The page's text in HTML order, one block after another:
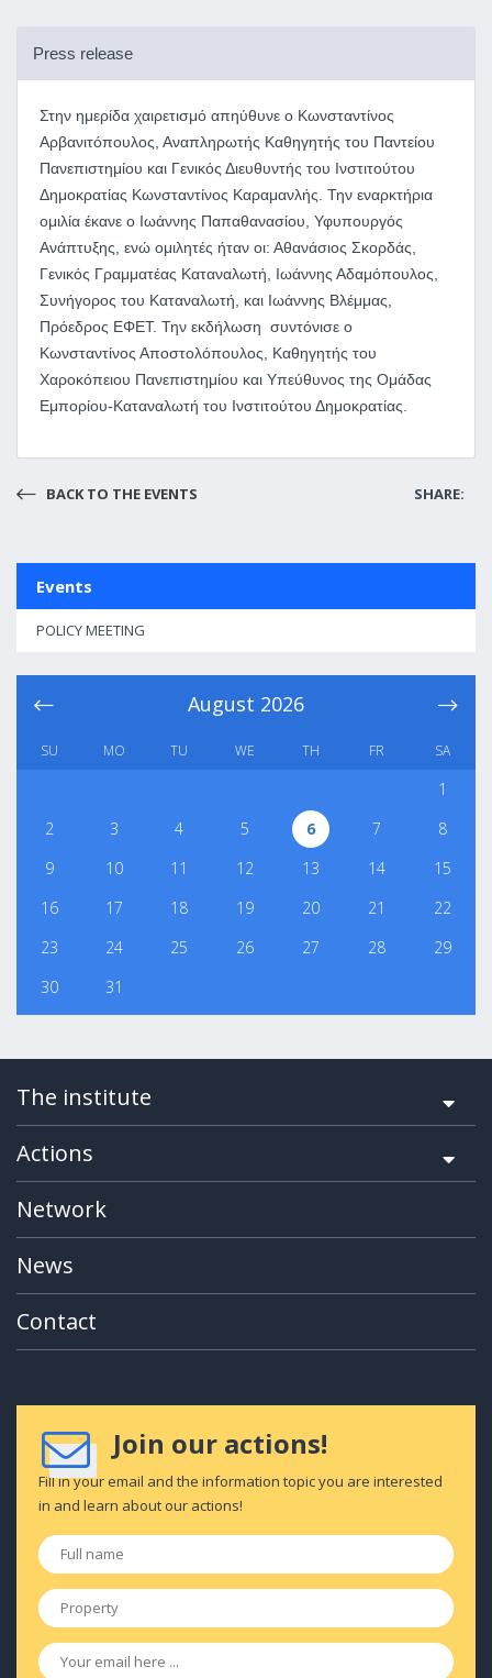
Press release
Στην ημερίδα χαιρετισμό απηύθυνε ο Κωνσταντίνος
Αρβανιτόπουλος, Αναπληρωτής Καθηγητής του Παντείου
Πανεπιστημίου και Γενικός Διευθυντής του Ινστιτούτου
Δημοκρατίας Κωνσταντίνος Καραμανλής. Την εναρκτήρια
ομιλία έκανε ο Ιωάννης Παπαθανασίου, Υφυπουργός
Ανάπτυξης, ενώ ομιλητές ήταν οι: Αθανάσιος Σκορδάς,
Γενικός Γραμματέας Καταναλωτή, Ιωάννης Αδαμόπουλος,
Συνήγορος του Καταναλωτή, και Ιωάννης Βλέμμας,
Πρόεδρος ΕΦΕΤ. Την εκδήλωση συντόνισε ο
Κωνσταντίνος Αποστολόπουλος, Καθηγητής του
Χαροκόπειου Πανεπιστημίου και Υπεύθυνος της Ομάδας
Εμπορίου-Καταναλωτή του Ινστιτούτου Δημοκρατίας.
BACK TO THE EVENTS SHARE:
Events
POLICY MEETING
August 2026
SU MO TU WE TH FR SA
1
2
3 4 5 6 7
8
9
10 11 12 13 14
15
16
17 18 19 20 21
22
23
24 25 26 27 28
29
30
31
The institute
Actions
Network
News
Contact
Join our actions!
Fill in your email and the information topic you are interested
in and learn about our actions!
Full
name
*
Property
Email